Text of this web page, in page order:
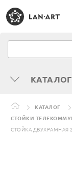
КАТАЛОГ
КАТАЛОГ
СТОЙКИ
СТОЙКА ДВУХРАМНАЯ